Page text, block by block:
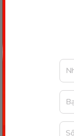
mục đích
không cần
kiểm tra lại
hệ trực tiếp